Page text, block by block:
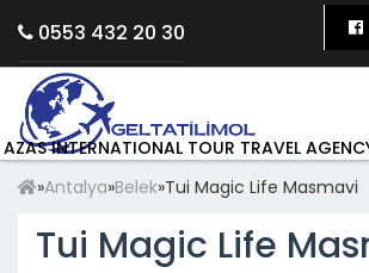
0553 432 20 30
AZAS INTERNATIONAL TOUR TRAVEL
»Antalya»Belek»Tui Magic Life Masmavi
Tui Magic Life